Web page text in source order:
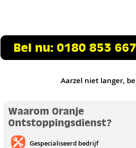
Waarom Oranje
Ontstoppingsdienst?
Gespecialiseerd bedrijf
Bel nu: 0180 853 667
Aarzel niet langer,